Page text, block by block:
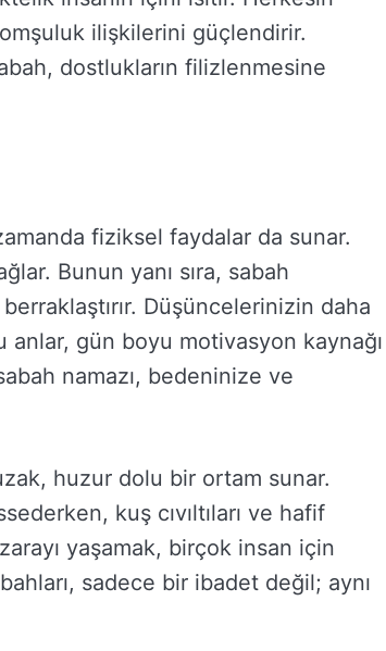
ilişkilerini güçlendirir.
dostlukların filizlenmesine
fiziksel faydalar da sunar.
Bunun yanı sıra, sabah
Düşüncelerinizin daha
gün boyu motivasyon kaynağı
namazı, bedeninize ve
huzur dolu bir ortam sunar.
kuş cıvıltıları ve hafif
yaşamak, birçok insan için
sadece bir ibadet değil; aynı